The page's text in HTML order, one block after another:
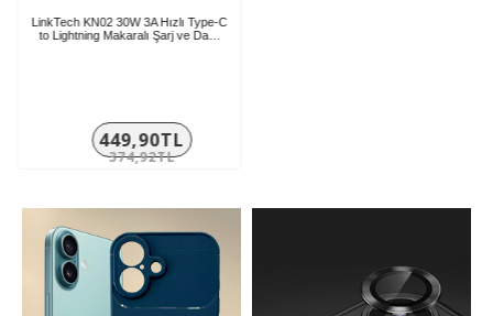
LinkTech KN02 30W 3A Hızlı Type-C
to Lightning Makaralı Şarj ve Da…
449,90TL
374,92TL